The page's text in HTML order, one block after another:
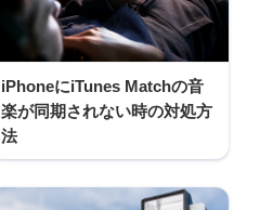
iPhoneにiTunes Matchの音
楽が同期されない時の対処方
法